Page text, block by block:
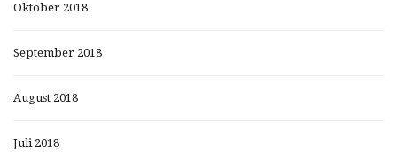
Oktober 2018
September 2018
August 2018
Juli 2018